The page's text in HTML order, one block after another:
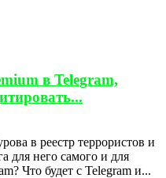
в Telegram,
в реестр террористов и
для него самого и для
Что будет с Telegram и...